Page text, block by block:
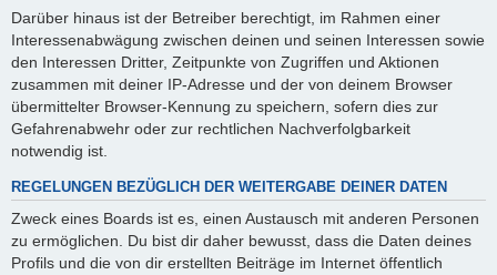
Darüber hinaus ist der Betreiber berechtigt, im Rahmen einer
Interessenabwägung zwischen deinen und seinen Interessen sowie
den Interessen Dritter, Zeitpunkte von Zugriffen und Aktionen
zusammen mit deiner IP-Adresse und der von deinem Browser
übermittelter Browser-Kennung zu speichern, sofern dies zur
Gefahrenabwehr oder zur rechtlichen Nachverfolgbarkeit
notwendig ist.
REGELUNGEN BEZÜGLICH DER WEITERGABE DEINER DATEN
Zweck eines Boards ist es, einen Austausch mit anderen Personen
zu ermöglichen. Du bist dir daher bewusst, dass die Daten deines
Profils und die von dir erstellten Beiträge im Internet öffentlich